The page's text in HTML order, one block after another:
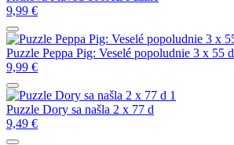
9,99 €
Puzzle Peppa Pig: Veselé popoludnie 3 x 55 d
9,99 €
Puzzle Dory sa našla 2 x 77 d
9,49 €